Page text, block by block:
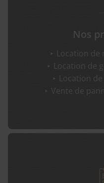
Nos
Location de
Location de
Location
Vente de